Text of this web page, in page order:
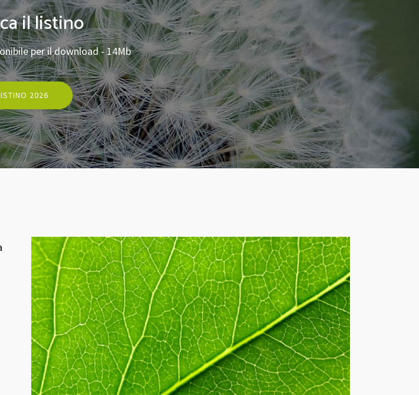
il listino
per il download - 14Mb
2026